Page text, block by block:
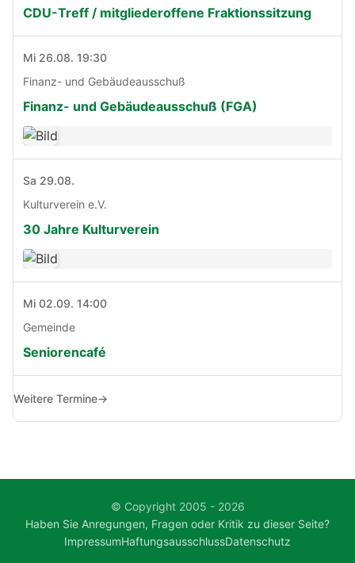
CDU-Treff / mitgliederoffene Fraktionssitzung
Mi 26.08. 19:30
Finanz- und Gebäudeausschuß
Finanz- und Gebäudeausschuß (FGA)
Sa 29.08.
Kulturverein e.V.
30 Jahre Kulturverein
Mi 02.09. 14:00
Gemeinde
Seniorencafé
Weitere Termine→
© Copyright 2005 - 2026
Haben Sie Anregungen, Fragen oder Kritik zu dieser Seite?
ImpressumHaftungsausschlussDatenschutz